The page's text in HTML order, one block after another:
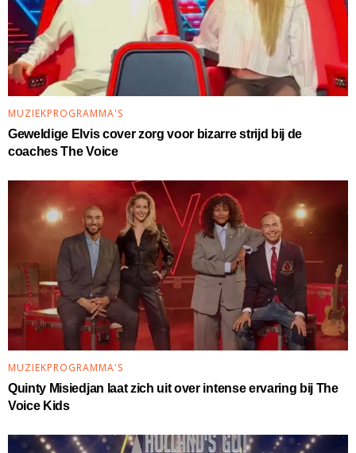
MUZIEKPROGRAMMA'S
Geweldige Elvis cover zorg voor bizarre strijd bij de
coaches The Voice
MUZIEKPROGRAMMA'S
Quinty Misiedjan laat zich uit over intense ervaring bij The
Voice Kids